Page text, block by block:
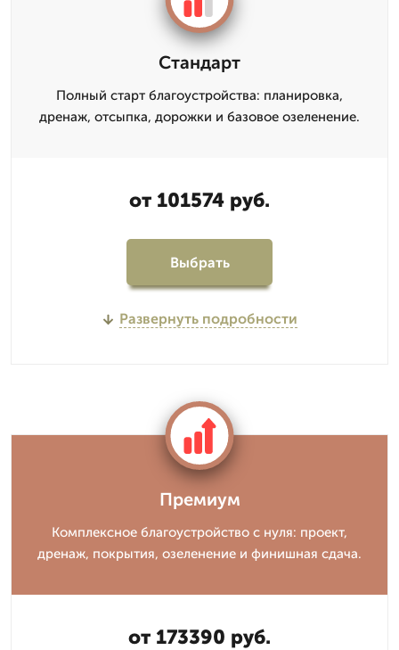
Стандарт
Полный старт благоустройства: планировка,
дренаж, отсыпка, дорожки и базовое озеленение.
от 101574 руб.
Выбрать
Развернуть подробности
Премиум
Комплексное благоустройство с нуля: проект,
дренаж, покрытия, озеленение и финишная сдача.
от 173390 руб.